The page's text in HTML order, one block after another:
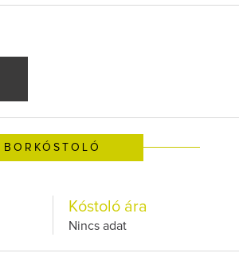
BORKÓSTOLÓ
Kóstoló ára
Nincs adat